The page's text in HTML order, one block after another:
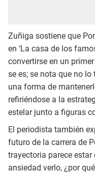
Zuñiga sostiene que
en ‘La casa de los
convertirse en un
se es; se nota que no
una forma de
refiriéndose a la
estelar junto a figuras
El periodista también
futuro de la carrera de
trayectoria parece estar
ansiedad verlo, ¿por